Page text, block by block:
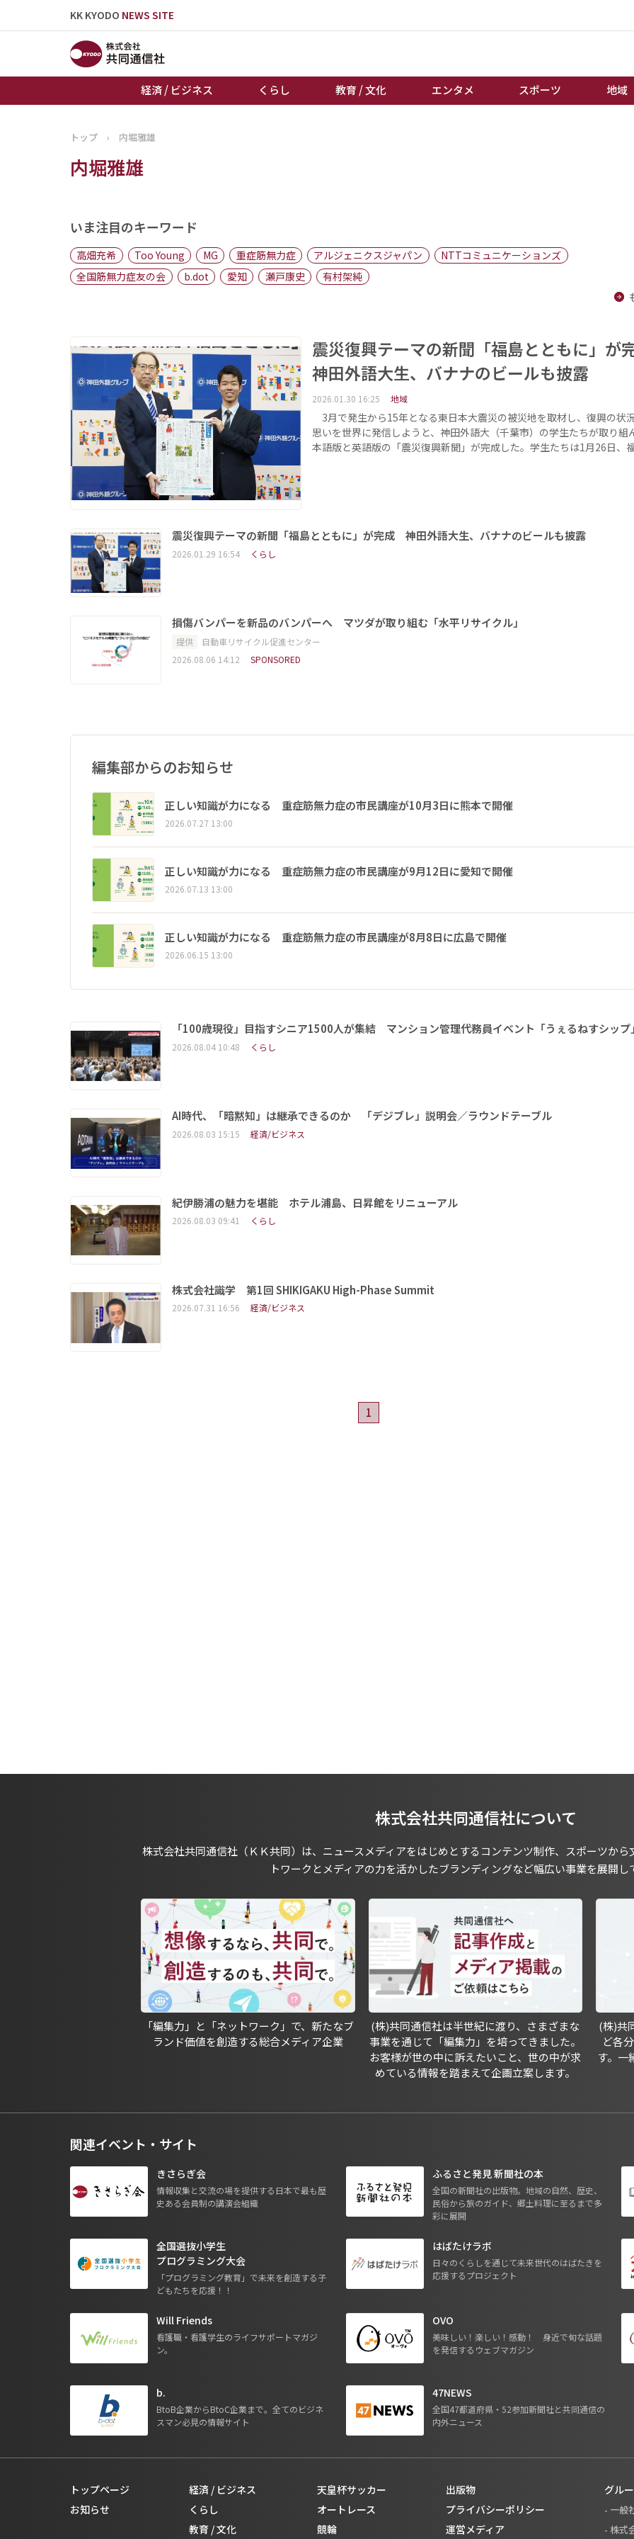
KK KYODO NEWS SITE
経済 / ビジネス くらし 教育 / 文化 エンタメ スポーツ 地域
トップページ
お知らせ
地域
キーパーソン
棋王戦
トップ › 内堀雅雄
内堀雅雄
いま注目のキーワード
高畑充希 Too Young MG 重症筋無力症 アルジェニクスジャパン
NTTコミュニケーションズ
全国筋無力症友の会
b.dot 愛知 瀬戸康史
有村架純
震災復興テーマの新聞「福島とともに」
神田外語大生、バナナのビールも披露
2026.01.30 16:25 地域
3月で発生から15年となる東日本大震災の被災地を取材し、復興の状
思いを世界に発信しようと、神田外語大（千葉市）の学生たちが取り組
本語版と英語版の「震災復興新聞」が完成した。学生たちは1月26日、
震災復興テーマの新聞「福島とともに」が完成 神田外語大生、バナナのビールも披露
2026.01.29 16:54 くらし
損傷バンパーを新品のバンパーへ マツダが取り組む「水平リサイクル」
提供
自動車リサイクル促進センター
2026.08.06 14:12
SPONSORED
編集部からのお知らせ
正しい知識が力になる 重症筋無力症の市民講座が10月3日に熊本で開催
2026.07.27 13:00
正しい知識が力になる 重症筋無力症の市民講座が9月12日に愛知で開催
2026.07.13 13:00
正しい知識が力になる 重症筋無力症の市民講座が8月8日に広島で開催
2026.06.15 13:00
「100歳現役」目指すシニア1500人が集結 マンション管理代務員イベント「うぇるねすシップ
2026.08.04 10:48 くらし
AI時代、「暗黙知」は継承できるのか 「デジブレ」説明会／ラウンドテーブル
2026.08.03 15:15 経済/ビジネス
紀伊勝浦の魅力を堪能 ホテル浦島、日昇館をリニューアル
2026.08.03 09:41 くらし
株式会社識学 第1回 SHIKIGAKU High-Phase Summit
2026.07.31 16:56 経済/ビジネス
1
株式会社共同通信社について
株式会社共同通信社（ＫＫ共同）は、ニュースメディアをはじめとするコンテンツ制作、スポーツか
トワークとメディアの力を活かしたブランディングなど幅広い事業を展開し
「編集力」と「ネットワーク」で、新たなブ
ランド価値を創造する総合メディア企業
(株)共同通信社は半世紀に渡り、さまざまな
事業を通じて「編集力」を培ってきました。
お客様が世の中に訴えたいこと、世の中が求
めている情報を踏まえて企画立案します。
(株)共
ど各
す。一
関連イベント・サイト
きさらぎ会
情報収集と交流の場を提供する日本で最も歴
史ある会員制の講演会組織
ふるさと発見 新聞社の本
全国の新聞社の出版物。地域の自然、歴史、
民俗から旅のガイド、郷土料理に至るまで多
彩に展開
全国選抜小学生
プログラミング大会
「プログラミング教育」で未来を創造する子
どもたちを応援！！
はばたけラボ
日々のくらしを通じて未来世代のはばたきを
応援するプロジェクト
Will Friends
看護職・看護学生のライフサポートマガジ
ン。
OVO
美味しい！楽しい！感動！ 身近で旬な話題
を発信するウェブマガジン
b.
BtoB企業からBtoC企業まで。全てのビジネ
スマン必見の情報サイト
47NEWS
全国47都道府県・52参加新聞社と共同通信の
内外ニュース
トップページ
お知らせ
経済 / ビジネス
くらし
教育 / 文化
天皇杯サッカー
オートレース
競輪
出版物
プライバシーポリシー
運営メディア
グル
- 一般
- 株式